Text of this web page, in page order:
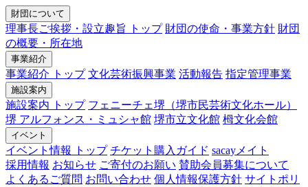
財団について
理事長ご挨拶・設立趣旨 トップ 財団の使命・事業方針 財団
の概要・所在地
事業紹介
事業紹介 トップ 文化芸術振興事業 活動報告 指定管理事業
施設案内
施設案内 トップ フェニーチェ堺（堺市民芸術文化ホール）
堺 アルフォンス・ミュシャ館 堺市立文化館 栂文化会館
イベント
イベント情報 トップ チケット購入ガイド sacayメイト
採用情報 お知らせ ご寄付のお願い 賛助会員募集について
よくあるご質問 お問い合わせ 個人情報保護方針 サイトポリ